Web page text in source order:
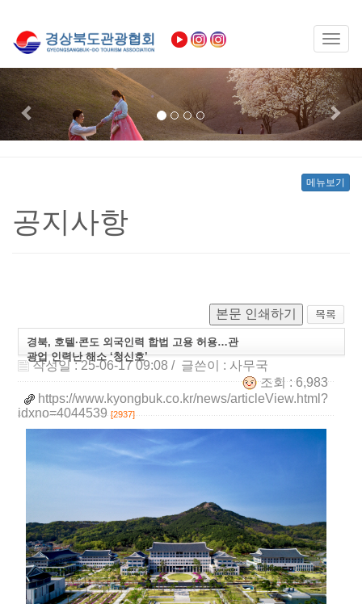
Previous
메뉴보기
공지사항
본문 인쇄하기
경북, 호텔·콘도 외국인력 합법 고용 허용…관
광업 인력난 해소 ‘청신호’
작성일 : 25-06-17 09:08 / 글쓴이 : 사무국
조회 : 6,983
https://www.kyongbuk.co.kr/news/articleView.html?
idxno=4044539 [2937]